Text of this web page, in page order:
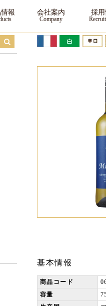
ブラン ｜ ワイン ｜三国ワイン
報 会社案内 採
基本情報
商品コード
容量